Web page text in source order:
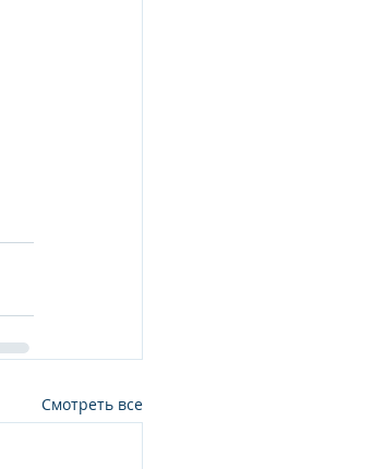
Смотреть все